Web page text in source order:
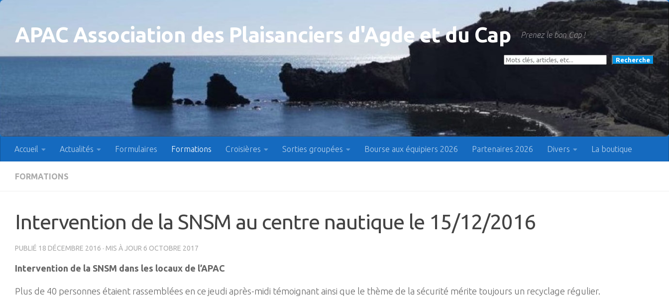
APAC Association des Plaisanciers d'Agde et du Cap Prenez le bon Cap !
Rechercher Recherche
Accueil Actualités Formulaires Formations Croisières Sorties groupées Bourse aux équipiers 2026 Partenaires 2026 Divers La boutique
FORMATIONS
Intervention de la SNSM au centre nautique le 15/12/2016
PUBLIÉ 18 DÉCEMBRE 2016 · MIS À JOUR 6 OCTOBRE 2017
Intervention de la SNSM dans les locaux de l’APAC
Plus de 40 personnes étaient rassemblées en ce jeudi après-midi témoignant ainsi que le thème de la sécurité mérite toujours un recyclage régulier.